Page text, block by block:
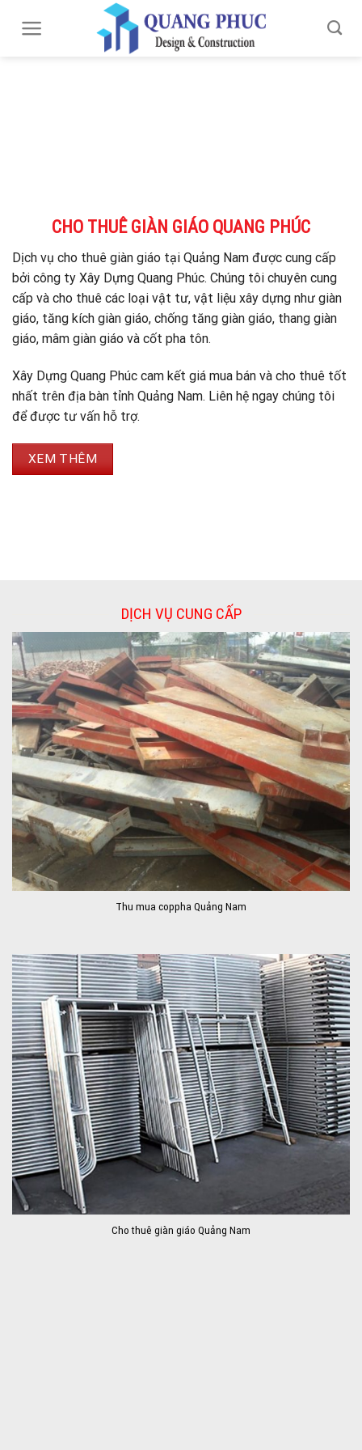
CHO THUÊ GIÀN GIÁO QUANG PHÚC
Dịch vụ cho thuê giàn giáo tại Quảng Nam được cung cấp
bởi công ty Xây Dựng Quang Phúc. Chúng tôi chuyên cung
cấp và cho thuê các loại vật tư, vật liệu xây dựng như giàn
giáo, tăng kích giàn giáo, chống tăng giàn giáo, thang giàn
giáo, mâm giàn giáo và cốt pha tôn.
Xây Dựng Quang Phúc cam kết giá mua bán và cho thuê tốt
nhất trên địa bàn tỉnh Quảng Nam. Liên hệ ngay chúng tôi
để được tư vấn hỗ trợ.
XEM THÊM
DỊCH VỤ CUNG CẤP
Thu mua coppha Quảng Nam
Cho thuê giàn giáo Quảng Nam